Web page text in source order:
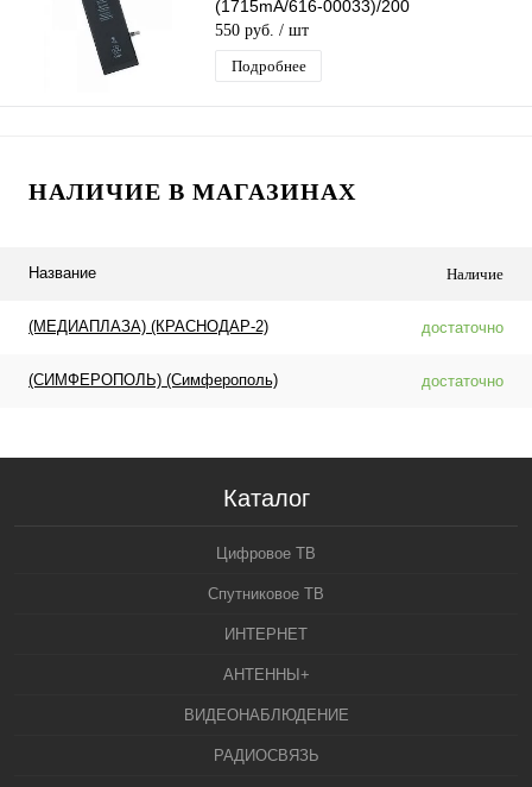
(1715mA/616-00033)/200
550 руб. / шт
Подробнее
НАЛИЧИЕ В МАГАЗИНАХ
Название Наличие
(МЕДИАПЛАЗА) (КРАСНОДАР-2) достаточно
(СИМФЕРОПОЛЬ) (Симферополь) достаточно
Каталог
Цифровое ТВ
Спутниковое ТВ
ИНТЕРНЕТ
АНТЕННЫ+
ВИДЕОНАБЛЮДЕНИЕ
РАДИОСВЯЗЬ